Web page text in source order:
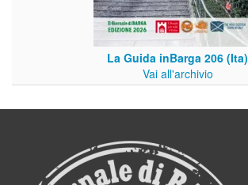
La Guida inBarga 206 (Ita)
Vai all'archivio